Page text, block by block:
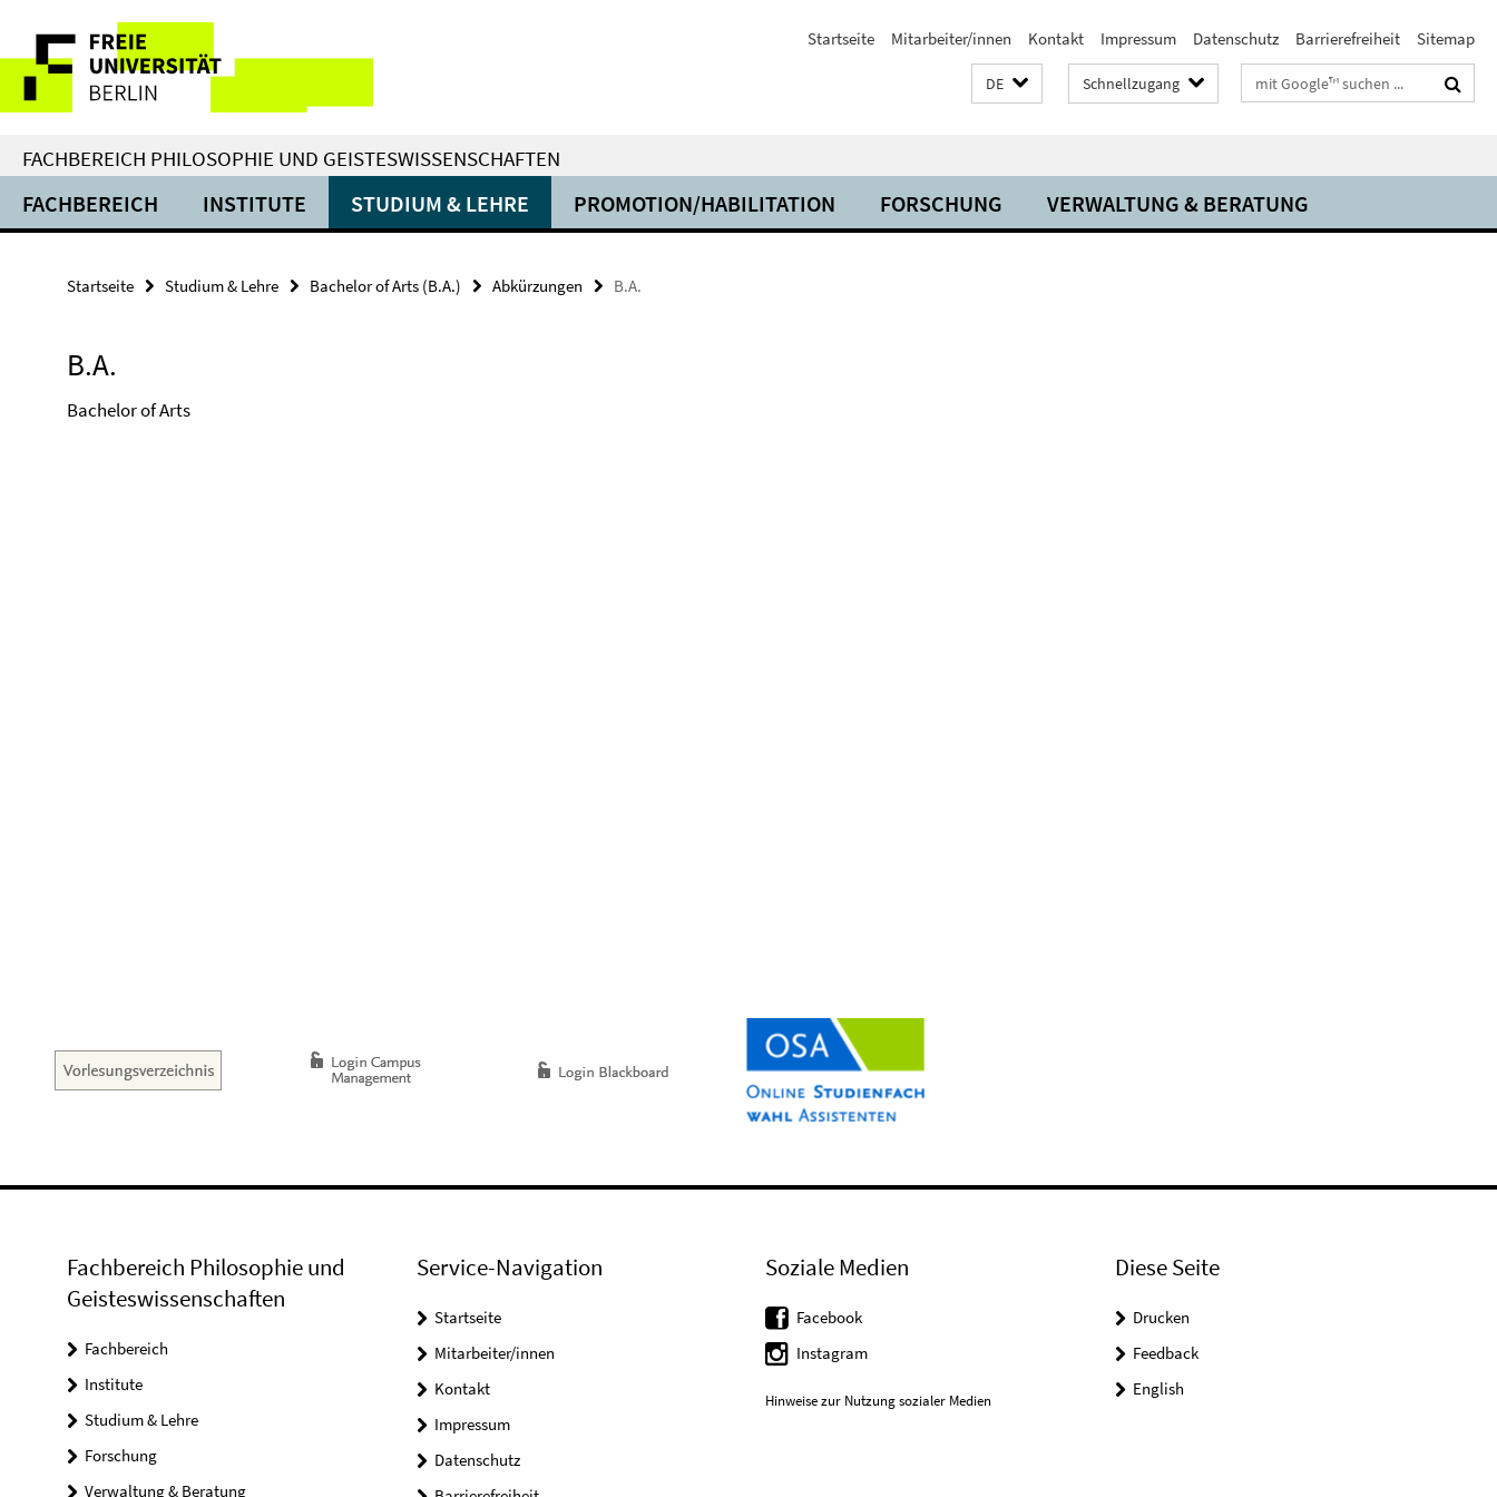
direkt
Inhalt
Service-
Navigation
Startseite Mitarbeiter/innen Kontakt Impressum Datenschutz Barrierefreiheit Sitemap
DE Schnellzugang Suchbegriffe
FACHBEREICH PHILOSOPHIE UND GEISTESWISSENSCHAFTEN
FACHBEREICH INSTITUTE STUDIUM & LEHRE PROMOTION/HABILITATION FORSCHUNG VERWALTUNG & BERATUNG
Startseite Studium & Lehre Bachelor of Arts (B.A.) Abkürzungen B.A.
B.A.
Bachelor of Arts
Fachbereich Philosophie und
Geisteswissenschaften
Fachbereich
Institute
Studium & Lehre
Forschung
Verwaltung & Beratung
Service-Navigation
Startseite
Mitarbeiter/innen
Kontakt
Impressum
Datenschutz
Soziale Medien
Facebook
Instagram
Hinweise zur Nutzung sozialer Medien
Diese Seite
Drucken
Feedback
English